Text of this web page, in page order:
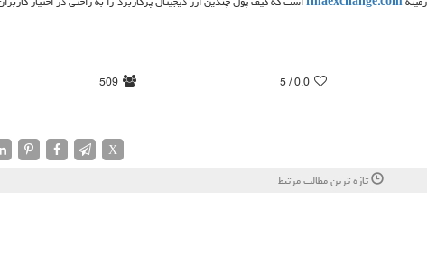
0.0
/ 5
509
X
تازه ترین مطالب مرتبط